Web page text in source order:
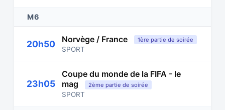
M6
20h50 Norvège / France 1ère partie de soirée
SPORT
23h05
Coupe du monde de la FIFA - le
mag
2ème partie de soirée
SPORT